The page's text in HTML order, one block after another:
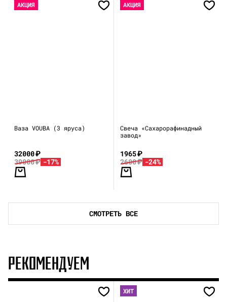
АКЦИЯ
Ваза VOUBA (3 яруса)
32000₽
39000₽ -17%
АКЦИЯ
Свеча «Сахарорафинадный
завод»
1965₽
2600₽ -24%
СМОТРЕТЬ ВСЕ
РЕКОМЕНДУЕМ
ХИТ